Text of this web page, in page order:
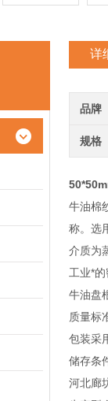
详
品牌
规格
牛油棉
称。选
介质为
工业*的
牛油盘
质量标
包装采
储存条
河北廊